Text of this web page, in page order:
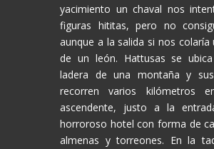
yacimiento un chaval nos
figuras hititas, pero no
aunque a la salida si nos colaría
de un león. Hattusas se
ladera de una montaña y
recorren varios kilómetros
ascendente, justo a la
horroroso hotel con forma de
almenas y torreones. En la